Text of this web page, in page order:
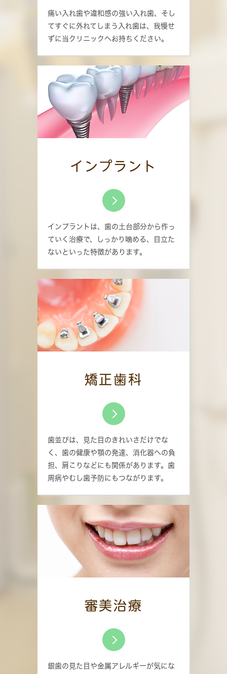
痛い入れ歯や違和感の強い入れ歯、そし
てすぐに外れてしまう入れ歯は、我慢せ
ずに当クリニックへお持ちください。
インプラント
インプラントは、歯の土台部分から作っ
ていく治療で、しっかり噛める、目立た
ないといった特徴があります。
矯正歯科
歯並びは、見た目のきれいさだけでな
く、歯の健康や顎の発達、消化器への負
担、肩こりなどにも関係があります。歯
周病やむし歯予防にもつながります。
審美治療
銀歯の見た目や金属アレルギーが気にな